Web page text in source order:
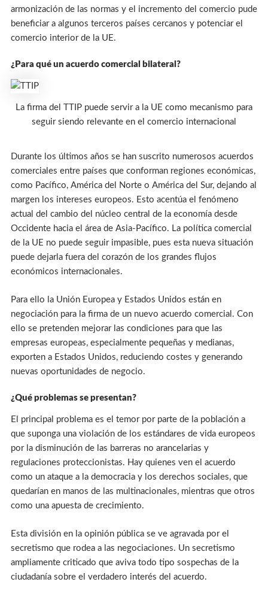
armonización de las normas y el incremento del comercio pude
beneficiar a algunos terceros países cercanos y potenciar el
comercio interior de la UE.
¿Para qué un acuerdo comercial bilateral?
La firma del TTIP puede servir a la UE como mecanismo para
seguir siendo relevante en el comercio internacional
Durante los últimos años se han suscrito numerosos acuerdos
comerciales entre países que conforman regiones económicas,
como Pacífico, América del Norte o América del Sur, dejando al
margen los intereses europeos. Esto acentúa el fenómeno
actual del cambio del núcleo central de la economía desde
Occidente hacia el área de Asia-Pacífico. La política comercial
de la UE no puede seguir impasible, pues esta nueva situación
puede dejarla fuera del corazón de los grandes flujos
económicos internacionales.
Para ello la Unión Europea y Estados Unidos están en
negociación para la firma de un nuevo acuerdo comercial. Con
ello se pretenden mejorar las condiciones para que las
empresas europeas, especialmente pequeñas y medianas,
exporten a Estados Unidos, reduciendo costes y generando
nuevas oportunidades de negocio.
¿Qué problemas se presentan?
El principal problema es el temor por parte de la población a
que suponga una violación de los estándares de vida europeos
por la disminución de las barreras no arancelarias y
regulaciones proteccionistas. Hay quienes ven el acuerdo
como un ataque a la democracia y los derechos sociales, que
quedarían en manos de las multinacionales, mientras que otros
como una apuesta de crecimiento.
Esta división en la opinión pública se ve agravada por el
secretismo que rodea a las negociaciones. Un secretismo
ampliamente criticado que aviva todo tipo sospechas de la
ciudadanía sobre el verdadero interés del acuerdo.